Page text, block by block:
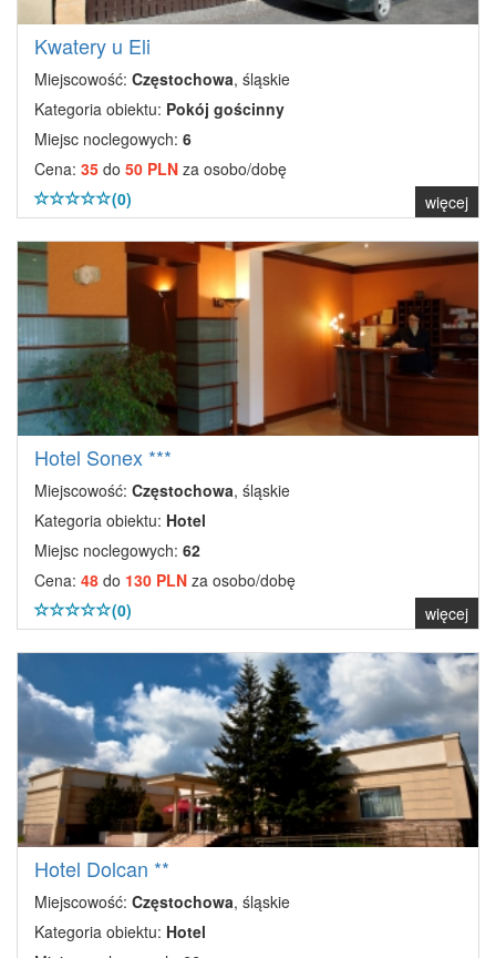
Kwatery u Eli
Miejscowość: Częstochowa, śląskie
Kategoria obiektu: Pokój gościnny
Miejsc noclegowych: 6
Cena: 35 do 50 PLN za osobo/dobę
(0)
więcej
Hotel Sonex ***
Miejscowość: Częstochowa, śląskie
Kategoria obiektu: Hotel
Miejsc noclegowych: 62
Cena: 48 do 130 PLN za osobo/dobę
(0)
więcej
Hotel Dolcan **
Miejscowość: Częstochowa, śląskie
Kategoria obiektu: Hotel